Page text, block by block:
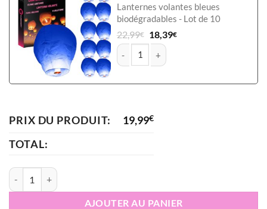
Lanternes volantes bleues
biodégradables - Lot de 10
22,99€ 18,39€
PRIX DU PRODUIT: 19,99€
TOTAL:
quantité de Lanterne céleste biodégradable blanche
AJOUTER AU PANIER